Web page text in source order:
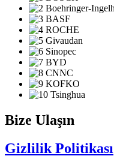
Bize Ulaşın
Gizlilik Politikası